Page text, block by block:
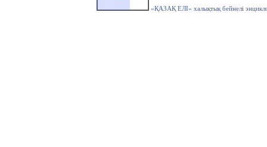
«ҚАЗАҚ ЕЛІ» халықтық бейнелі